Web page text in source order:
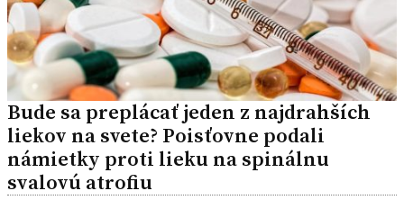
Bude sa preplácať jeden z najdrahších
liekov na svete? Poisťovne podali
námietky proti lieku na spinálnu
svalovú atrofiu